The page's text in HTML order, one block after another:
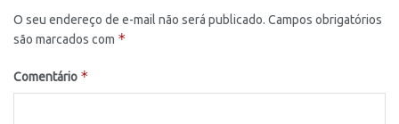
O seu endereço de e-mail não será publicado. Campos obrigatórios
são marcados com *
Comentário *